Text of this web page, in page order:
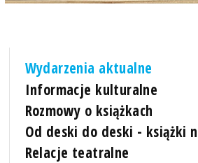
Wydarzenia aktualne
Informacje kulturalne
Rozmowy o książkach
Od deski do deski - książki
Relacje teatralne